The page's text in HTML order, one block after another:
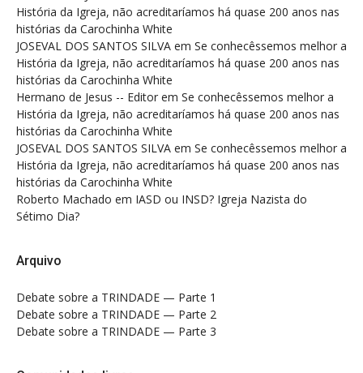
História da Igreja, não acreditaríamos há quase 200 anos nas
histórias da Carochinha White
JOSEVAL DOS SANTOS SILVA em Se conhecêssemos melhor a
História da Igreja, não acreditaríamos há quase 200 anos nas
histórias da Carochinha White
Hermano de Jesus -- Editor em Se conhecêssemos melhor a
História da Igreja, não acreditaríamos há quase 200 anos nas
histórias da Carochinha White
JOSEVAL DOS SANTOS SILVA em Se conhecêssemos melhor a
História da Igreja, não acreditaríamos há quase 200 anos nas
histórias da Carochinha White
Roberto Machado em IASD ou INSD? Igreja Nazista do
Sétimo Dia?
Arquivo
Debate sobre a TRINDADE — Parte 1
Debate sobre a TRINDADE — Parte 2
Debate sobre a TRINDADE — Parte 3